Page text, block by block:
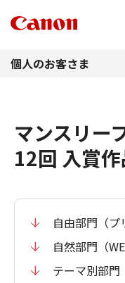
個人のお客さま
マンスリー
12回 入賞
自由部門（プ
自然部門（
テーマ別部門